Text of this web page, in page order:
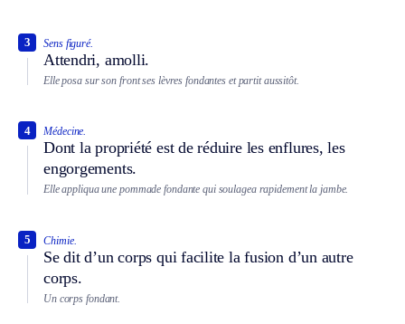
Sens figuré.
Attendri, amolli.
3
Elle posa sur son front ses lèvres fondantes et partit aussitôt.
Médecine.
Dont la propriété est de réduire les enflures, les
engorgements.
4
Elle appliqua une pommade fondante qui soulagea rapidement la jambe.
Chimie.
Se dit d’un corps qui facilite la fusion d’un autre
corps.
5
Un corps fondant.